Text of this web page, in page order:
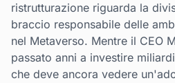
ristrutturazione riguarda la
braccio responsabile delle
nel Metaverso. Mentre il CEO
passato anni a investire
che deve ancora vedere